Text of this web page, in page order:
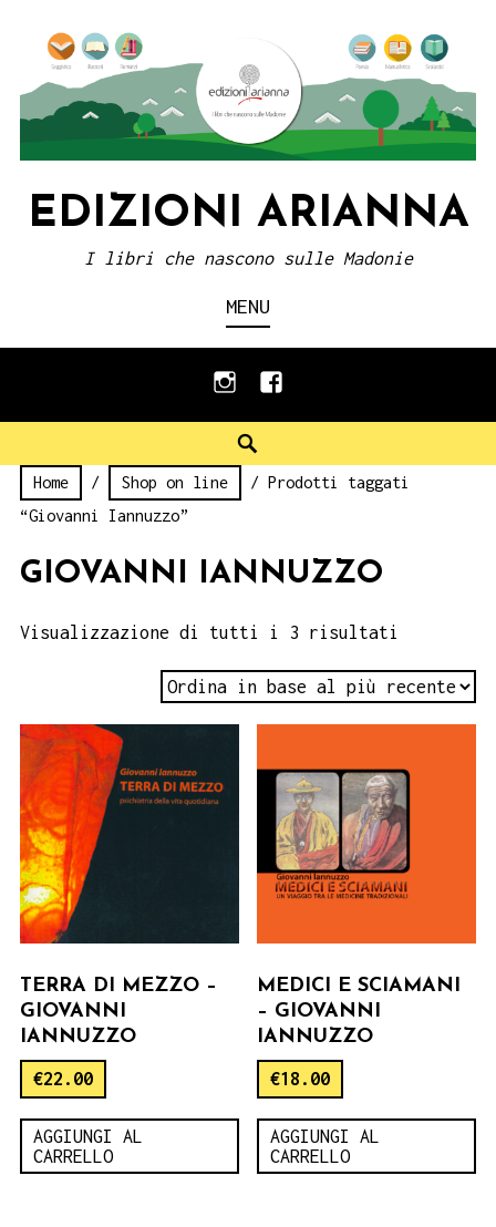
content
EDIZIONI ARIANNA
I libri che nascono sulle Madonie
MENU
instagramfacebook
Home / Shop on line
/ Prodotti taggati
“Giovanni Iannuzzo”
GIOVANNI IANNUZZO
Visualizzazione di tutti i 3 risultati
TERRA DI MEZZO –
GIOVANNI
IANNUZZO
€22.00
AGGIUNGI AL
CARRELLO
MEDICI E SCIAMANI
– GIOVANNI
IANNUZZO
€18.00
AGGIUNGI AL
CARRELLO